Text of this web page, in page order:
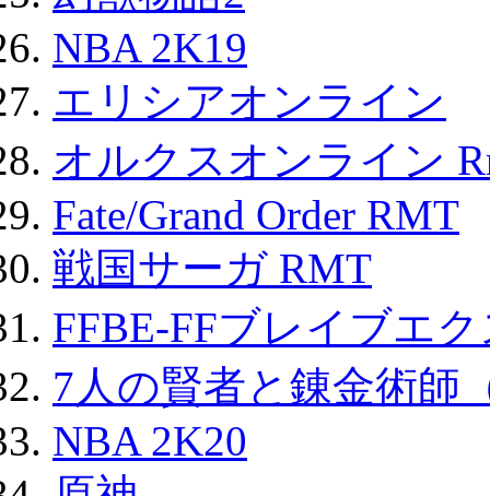
NBA 2K19
エリシアオンライン
オルクスオンライン
Fate/Grand Order RMT
戦国サーガ RMT
FFBE-FFブレイブエ
7人の賢者と錬金術師
NBA 2K20